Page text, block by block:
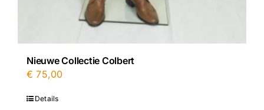
Nieuwe Collectie Colbert
€ 75,00
Details